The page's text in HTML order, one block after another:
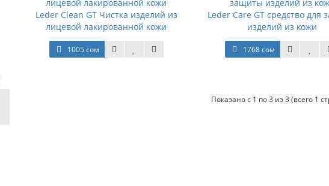
Leder Clean GT Чистка изделий из
лицевой лакированной кожи
1005 сом
Leder Care GT средство для
изделий из кожи
1768 сом
Показано с 1 по 3 из 3 (всего 1